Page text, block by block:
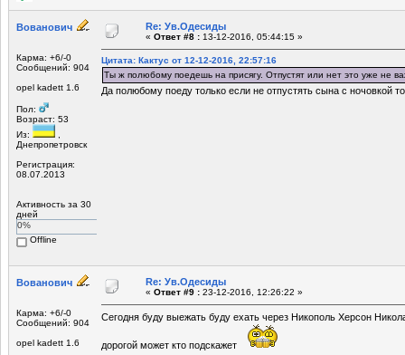
Вованович
Карма: +6/-0
Сообщений: 904
opel kadett 1.6
Пол:
Возраст: 53
Из:
Днепропетровск
Регистрация:
08.07.2013
Активность за 30
дней
0%
Offline
Re: Ув.Одесиды
« Ответ #8 : 13-12-2016, 05:44:15 »
Цитата: Кактус от 12-12-2016, 22:57:16
Ты ж полюбому поедешь на присягу. Отпустят или нет это уже не
Да полюбому поеду только если не отпустять сына с ночовкой
Вованович
Карма: +6/-0
Сообщений: 904
opel kadett 1.6
Re: Ув.Одесиды
« Ответ #9 : 23-12-2016, 12:26:22 »
Сегодня буду выежать буду ехать через Никополь Херсон
дорогой может кто подскажет